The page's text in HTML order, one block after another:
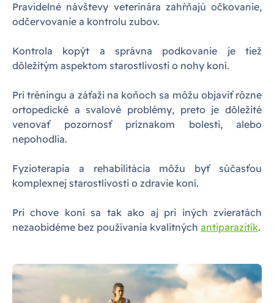
Pravidelné návštevy veterinára zahŕňajú očkovanie,
odčervovanie a kontrolu zubov.
Kontrola kopýt a správna podkovanie je tiež
dôležitým aspektom starostlivosti o nohy koní.
Pri tréningu a záťaži na koňoch sa môžu objaviť rôzne
ortopedické a svalové problémy, preto je dôležité
venovať pozornosť príznakom bolesti, alebo
nepohodlia.
Fyzioterapia a rehabilitácia môžu byť súčasťou
komplexnej starostlivosti o zdravie koní.
Pri chove koní sa tak ako aj pri iných zvieratách
nezaobidéme bez používania kvalitných antiparazitík.